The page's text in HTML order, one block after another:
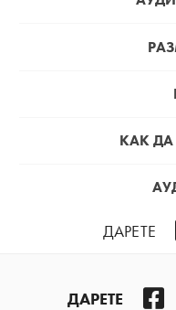
КАК
ДАРЕТЕ
ДАРЕТЕ